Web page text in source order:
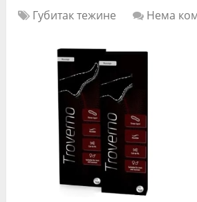
Губитак тежине
Нема